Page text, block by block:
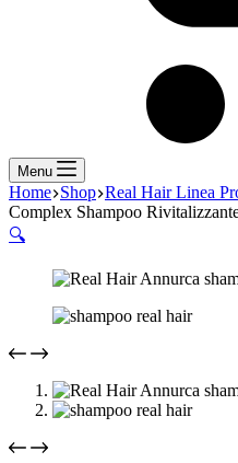
Menu
Home Shop Real Hair Linea
Complex Shampoo
🔍